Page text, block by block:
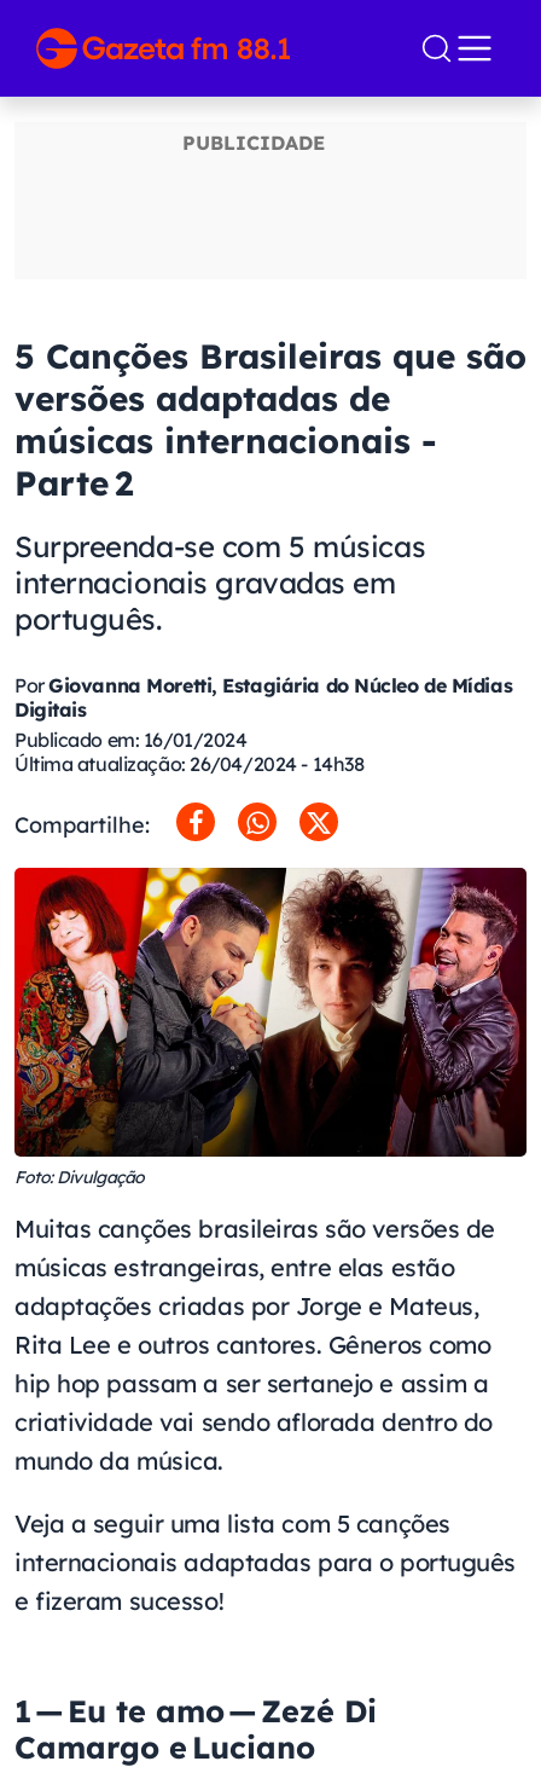
5 Canções Brasileiras que são
versões adaptadas de
músicas internacionais -
Parte 2
Surpreenda-se com 5 músicas
internacionais gravadas em
português.
PorGiovanna Moretti, Estagiária do Núcleo de Mídias
Digitais
Publicado em: 16/01/2024
Última atualização: 26/04/2024 - 14h38
Compartilhe:
Foto: Divulgação
Muitas canções brasileiras são versões de
músicas estrangeiras, entre elas estão
adaptações criadas por Jorge e Mateus,
Rita Lee e outros cantores. Gêneros como
hip hop passam a ser sertanejo e assim a
criatividade vai sendo aflorada dentro do
mundo da música.
Veja a seguir uma lista com 5 canções
internacionais adaptadas para o português
e fizeram sucesso!
1 — Eu te amo — Zezé Di
Camargo e Luciano